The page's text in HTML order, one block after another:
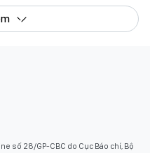
số 28/GP-CBC do Cục Báo chí, Bộ